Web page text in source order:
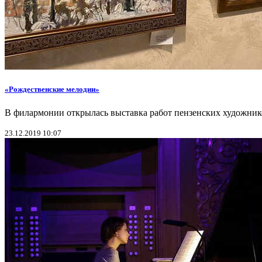
«Рождественские мелодии»
В филармонии открылась выставка работ пензенских
23.12.2019 10:07